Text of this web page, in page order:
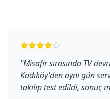
"Misafir sırasında TV
Kadıköy'den aynı gün
takılıp test edildi, sonuç